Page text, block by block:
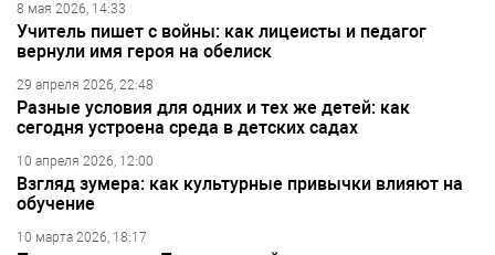
8 мая 2026, 14:33
Учитель пишет с войны: как лицеисты и педагог
вернули имя героя на обелиск
29 апреля 2026, 22:48
Разные условия для одних и тех же детей: как
сегодня устроена среда в детских садах
10 апреля 2026, 12:00
Взгляд зумера: как культурные привычки влияют на
обучение
10 марта 2026, 18:17